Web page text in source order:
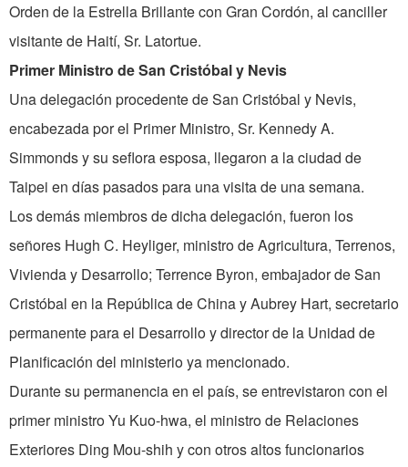
Orden de la Estrella Brillante con Gran Cordón, al canciller
visitante de Haití, Sr. Latortue.
Primer Ministro de San Cristóbal y Nevis
Una delegación procedente de San Cristóbal y Nevis,
encabezada por el Primer Ministro, Sr. Kennedy A.
Simmonds y su seflora esposa, llegaron a la ciudad de
Taipei en días pasados para una visita de una semana.
Los demás miembros de dicha delegación, fueron los
señores Hugh C. Heyliger, ministro de Agricultura, Terrenos,
Vivienda y Desarrollo; Terrence Byron, embajador de San
Cristóbal en la República de China y Aubrey Hart, secretario
permanente para el Desarrollo y director de la Unidad de
Planificación del ministerio ya mencionado.
Durante su permanencia en el país, se entrevistaron con el
primer ministro Yu Kuo-hwa, el ministro de Relaciones
Exteriores Ding Mou-shih y con otros altos funcionarios